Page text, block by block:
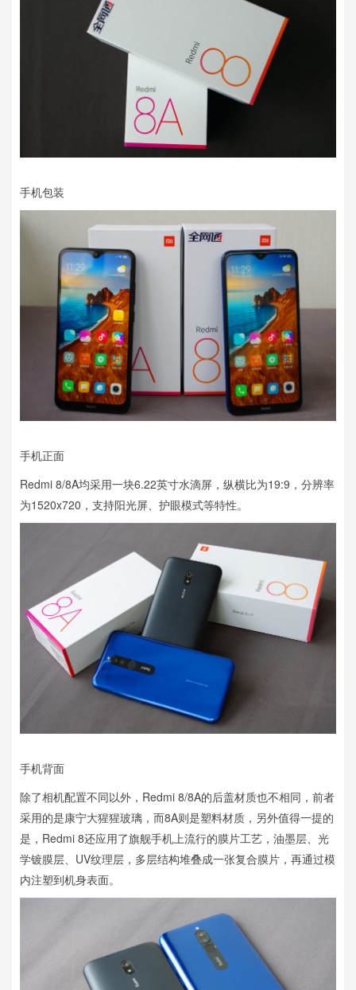
手机包装
手机正面
Redmi 8/8A均采用一块6.22英寸水滴屏，纵横比为19:9，分辨率
为1520x720，支持阳光屏、护眼模式等特性。
手机背面
除了相机配置不同以外，Redmi 8/8A的后盖材质也不相同，前者
采用的是康宁大猩猩玻璃，而8A则是塑料材质，另外值得一提的
是，Redmi 8还应用了旗舰手机上流行的膜片工艺，油墨层、光
学镀膜层、UV纹理层，多层结构堆叠成一张复合膜片，再通过模
内注塑到机身表面。